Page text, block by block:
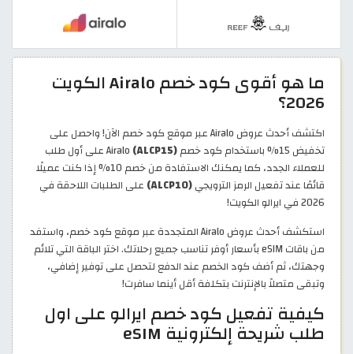
ما هو أقوى كود خصم Airalo الكويت
2026؟
اكتشف أحدث عروض Airalo عبر موقع كود خصم الآن! واحصل على
تخفيض 15% باستخدام كود خصم Airalo
(ALCP15)
على أول طلب
للعملاء الجدد، كما يمكنك الاستفادة من خصم 10% إذا كنت عميلًا
قائمًا عند تفعيل الرمز الترويجي(ALCP10)
على الطلبات اللاحقة في
2026 في ايرالو الكويت!
استكشف أحدث عروض Airalo المتجددة عبر موقع كود خصم، واستفد
من باقات eSIM بأسعار أوفر تناسب جميع رحلاتك. اختر الباقة التي تلائم
وجهتك، ثم أضف كود الخصم عند الدفع لتحصل على توفير إضافي،
وتبقى متصلاً بالإنترنت بتكلفة أقل أينما سافرت!
كيفية تفعيل كود خصم ايرالو على اول
طلب شريحة إلكترونية eSIM